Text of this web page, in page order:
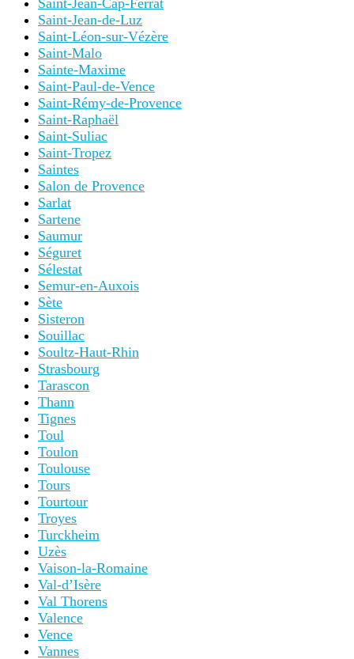
Saint-Jean-de-Luz
Saint-Léon-sur-Vézère
Saint-Malo
Sainte-Maxime
Saint-Paul-de-Vence
Saint-Rémy-de-Provence
Saint-Raphaël
Saint-Suliac
Saint-Tropez
Saintes
Salon de Provence
Sarlat
Sartene
Saumur
Séguret
Sélestat
Semur-en-Auxois
Sète
Sisteron
Souillac
Soultz-Haut-Rhin
Strasbourg
Tarascon
Thann
Tignes
Toul
Toulon
Toulouse
Tours
Tourtour
Troyes
Turckheim
Uzès
Vaison-la-Romaine
Val-d’Isère
Val Thorens
Valence
Vence
Vannes